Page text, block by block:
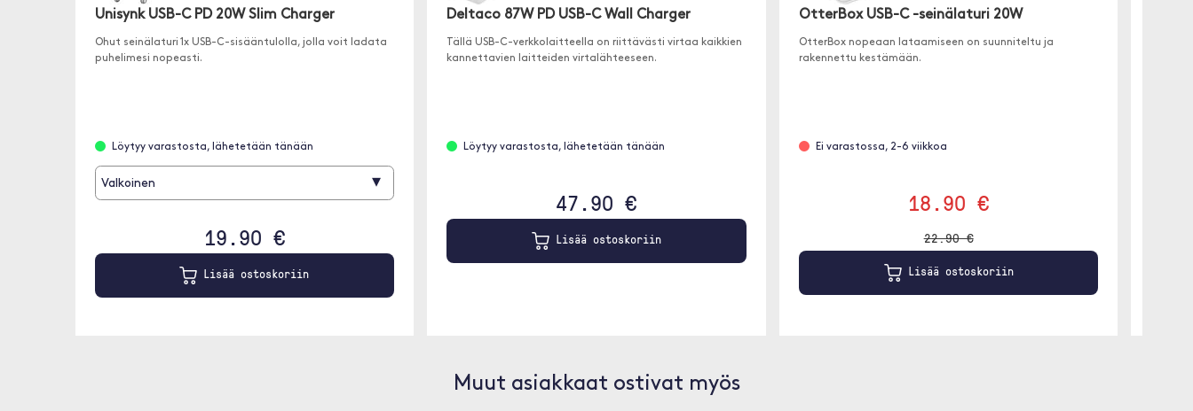
Unisynk USB-C PD 20W Slim Charger
Ohut seinälaturi 1x USB-C-sisääntulolla, jolla voit ladata
puhelimesi nopeasti.
Löytyy varastosta, lähetetään tänään
Valkoinen ▾
19.90 €
Lisää ostoskoriin
Deltaco 87W PD USB-C Wall Charger
Tällä USB-C-verkkolaitteella on riittävästi virtaa kaikkien
kannettavien laitteiden virtalähteeseen.
Löytyy varastosta, lähetetään tänään
47.90 €
Lisää ostoskoriin
OtterBox USB-C -seinälaturi 20W
OtterBox nopeaan lataamiseen on suunniteltu ja
rakennettu kestämään.
Ei varastossa, 2-6 viikkoa
18.90 €
22.90 €
Lisää ostoskoriin
Muut asiakkaat ostivat myös